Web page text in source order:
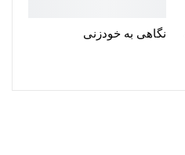
نگاهی به خودزنی